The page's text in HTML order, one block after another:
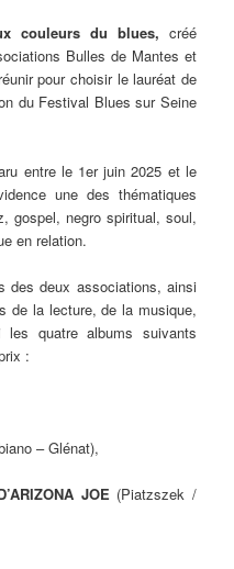
couleurs du blues, créé
Bulles de Mantes et
pour choisir le lauréat de
du Festival Blues sur Seine
entre le 1er juin 2025 et le
une des thématiques
gospel, negro spiritual, soul,
en relation.
des deux associations, ainsi
de la lecture, de la musique,
les quatre albums suivants
:
– Glénat),
JOE (Piatzszek /